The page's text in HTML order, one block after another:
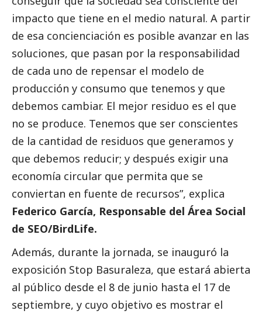
impacto que tiene en el medio natural. A partir
de esa concienciación es posible avanzar en las
soluciones, que pasan por la responsabilidad
de cada uno de repensar el modelo de
producción y consumo que tenemos y que
debemos cambiar. El mejor residuo es el que
no se produce. Tenemos que ser conscientes
de la cantidad de residuos que generamos y
que debemos reducir; y después exigir una
economía circular que permita que se
conviertan en fuente de recursos”, explica
Federico García, Responsable del Área Social
de SEO/BirdLife.
Además, durante la jornada, se inauguró la
exposición Stop Basuraleza, que estará abierta
al público desde el 8 de junio hasta el 17 de
septiembre, y cuyo objetivo es mostrar el